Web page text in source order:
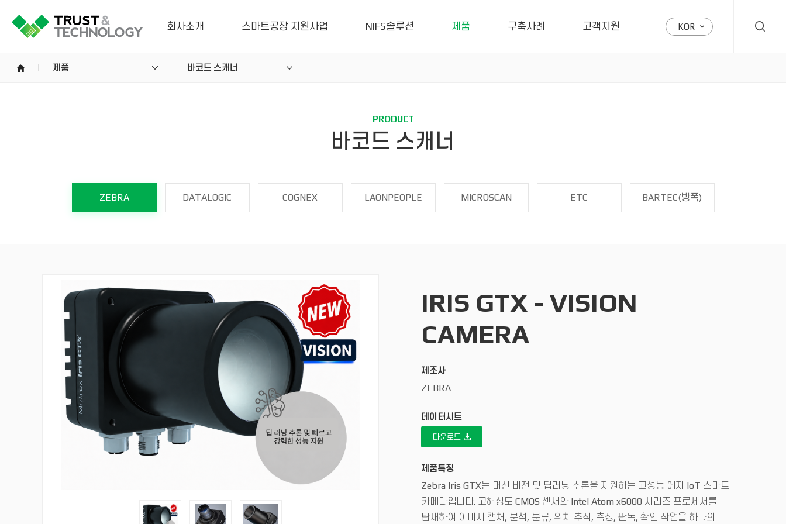
KOR
회사소개 스마트공장 지원사업 NIFS솔루션 제품 구축사례 고객지원
home제품 바코드 스캐너
PRODUCT
바코드 스캐너
ZEBRA DATALOGIC COGNEX LAONPEOPLE MICROSCAN ETC BARTEC(방폭)
IRIS GTX - VISION
CAMERA
제조사
ZEBRA
데이터시트
다운로드
제품특징
Zebra Iris GTX는 머신 비전 및 딥러닝 추론을 지원하는 고성능 에지 IoT 스마트
카메라입니다. 고해상도 CMOS 센서와 Intel Atom x6000 시리즈 프로세서를
탑재하여 이미지 캡처, 분석, 분류, 위치 추적, 측정, 판독, 확인 작업을 하나의